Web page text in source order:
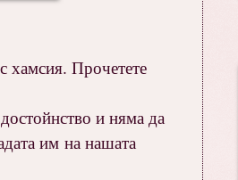
хамсия. Прочетете
и няма да
им на нашата